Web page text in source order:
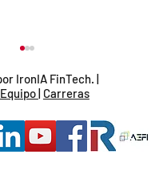
IronIA FinTech. |
| Carreras